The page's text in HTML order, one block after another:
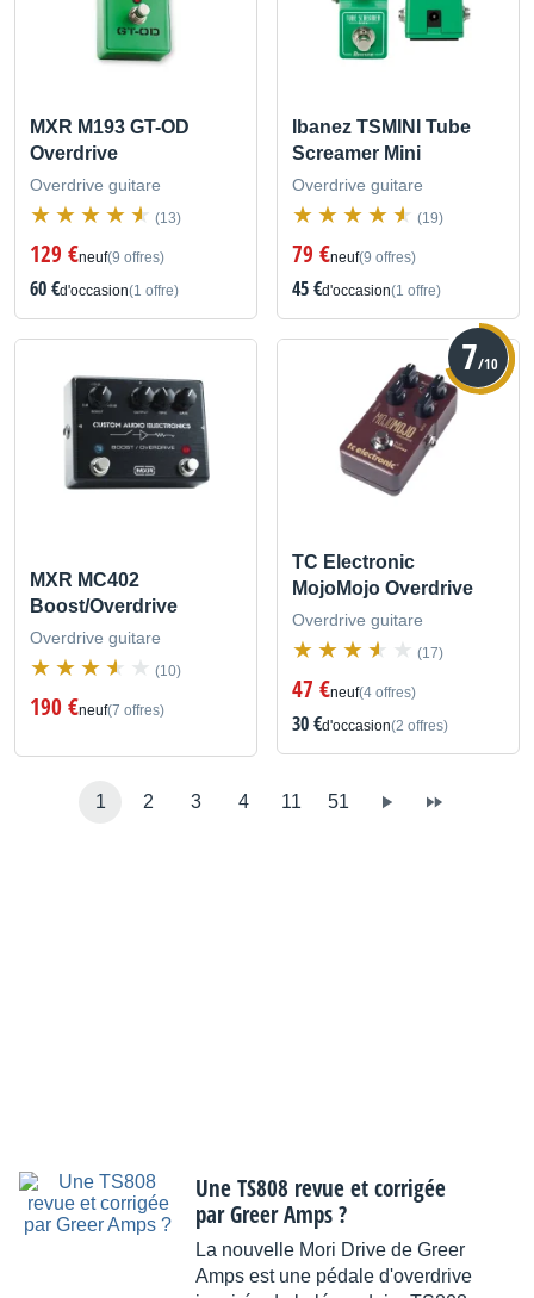
MXR M193 GT-OD
Overdrive
Overdrive guitare
(13)
129 €neuf(9 offres)
60 €d'occasion(1 offre)
Ibanez TSMINI Tube
Screamer Mini
Overdrive guitare
(19)
79 €neuf(9 offres)
45 €d'occasion(1 offre)
MXR MC402
Boost/Overdrive
Overdrive guitare
(10)
190 €neuf(7 offres)
7/10
TC Electronic
MojoMojo Overdrive
Overdrive guitare
(17)
47 €neuf(4 offres)
30 €d'occasion(2 offres)
1 2 3 4 11 51
Une TS808 revue et corrigée
par Greer Amps ?
La nouvelle Mori Drive de Greer
Amps est une pédale d'overdrive